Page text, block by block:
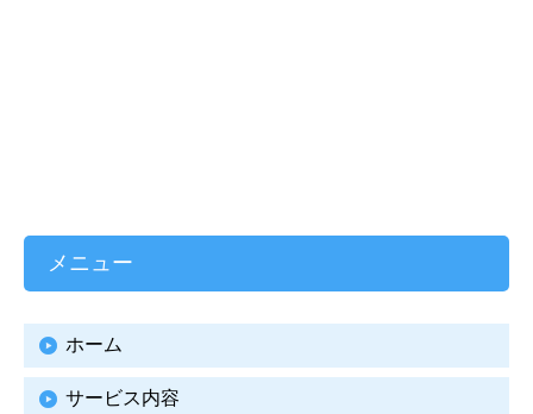
メニュー
ホーム
サービス内容